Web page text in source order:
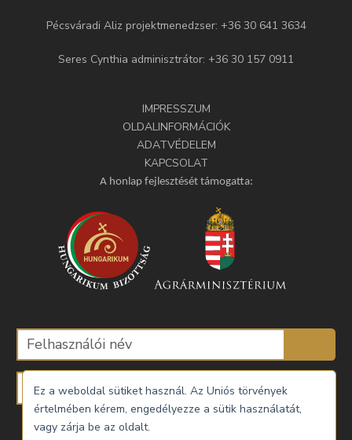
Pécsváradi Aliz projektmenedzser: +36 30 641 3634
Seres Cynthia adminisztrátor: +36 30 157 0911
IMPRESSZUM
OLDALINFORMÁCIÓK
ADATVÉDELEM
KAPCSOLAT
A honlap fejlesztését támogatta:
Emlékezzen rám
Ez a weboldal sütiket használ. Az Uniós törvények
értelmében kérem, engedélyezze a sütik használatát,
vagy zárja be az oldalt.